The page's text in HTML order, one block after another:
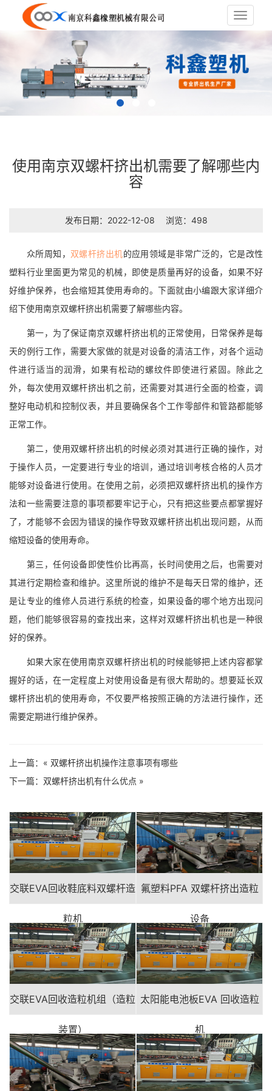
Toggle
使用南京双螺杆挤出机需要了解哪些内
容
发布日期：2022-12-08 浏览：498
众所周知， 双螺杆挤出机的应用领域是非常广泛的，它是改性
塑料行业里面更为常见的机械，即使是质量再好的设备，如果不好
好维护保养，也会缩短其使用寿命的。下面就由小编跟大家详细介
绍下使用南京双螺杆挤出机需要了解哪些内容。
第一，为了保证南京双螺杆挤出机的正常使用，日常保养是每
天的例行工作，需要大家做的就是对设备的清洁工作，对各个运动
件进行适当的润滑，如果有松动的螺纹件即使进行紧固。除此之
外，每次使用双螺杆挤出机之前，还需要对其进行全面的检查，调
整好电动机和控制仪表，并且要确保各个工作零部件和管路都能够
正常工作。
第二，使用双螺杆挤出机的时候必须对其进行正确的操作，对
于操作人员，一定要进行专业的培训，通过培训考核合格的人员才
能够对设备进行使用。在使用之前，必须把双螺杆挤出机的操作方
法和一些需要注意的事项都要牢记于心，只有把这些要点都掌握好
了，才能够不会因为错误的操作导致双螺杆挤出机出现问题，从而
缩短设备的使用寿命。
第三，任何设备即使性价比再高，长时间使用之后，也需要对
其进行定期检查和维护。这里所说的维护不是每天日常的维护，还
是让专业的维修人员进行系统的检查，如果设备的哪个地方出现问
题，他们能够很容易的查找出来，这样对双螺杆挤出机也是一种很
好的保养。
如果大家在使用南京双螺杆挤出机的时候能够把上述内容都掌
握好的话，在一定程度上对使用设备是有很大帮助的。想要延长双
螺杆挤出机的使用寿命，不仅要严格按照正确的方法进行操作，还
需要定期进行维护保养。
上一篇：« 双螺杆挤出机操作注意事项有哪些
下一篇： 双螺杆挤出机有什么优点 »
交联EVA回收鞋底料双螺杆造
粒机
氟塑料PFA 双螺杆挤出造粒
设备
交联EVA回收造粒机组（造粒
装置）
太阳能电池板EVA 回收造粒
机